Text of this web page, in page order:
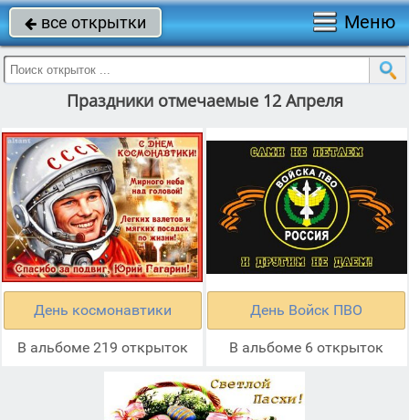
 все открытки Меню
Праздники отмечаемые 12 Апреля
День космонавтики
В альбоме 219 открыток
День Войск ПВО
В альбоме 6 открыток